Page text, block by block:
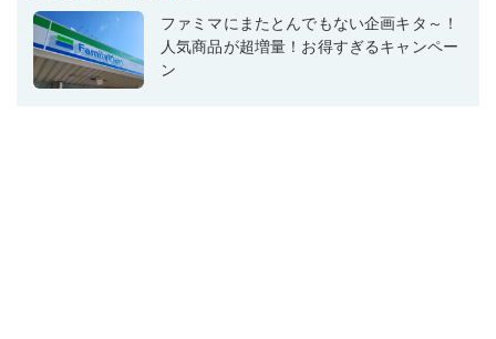
ファミマにまたとんでもない企画キタ～！
人気商品が超増量！お得すぎるキャンペー
ン